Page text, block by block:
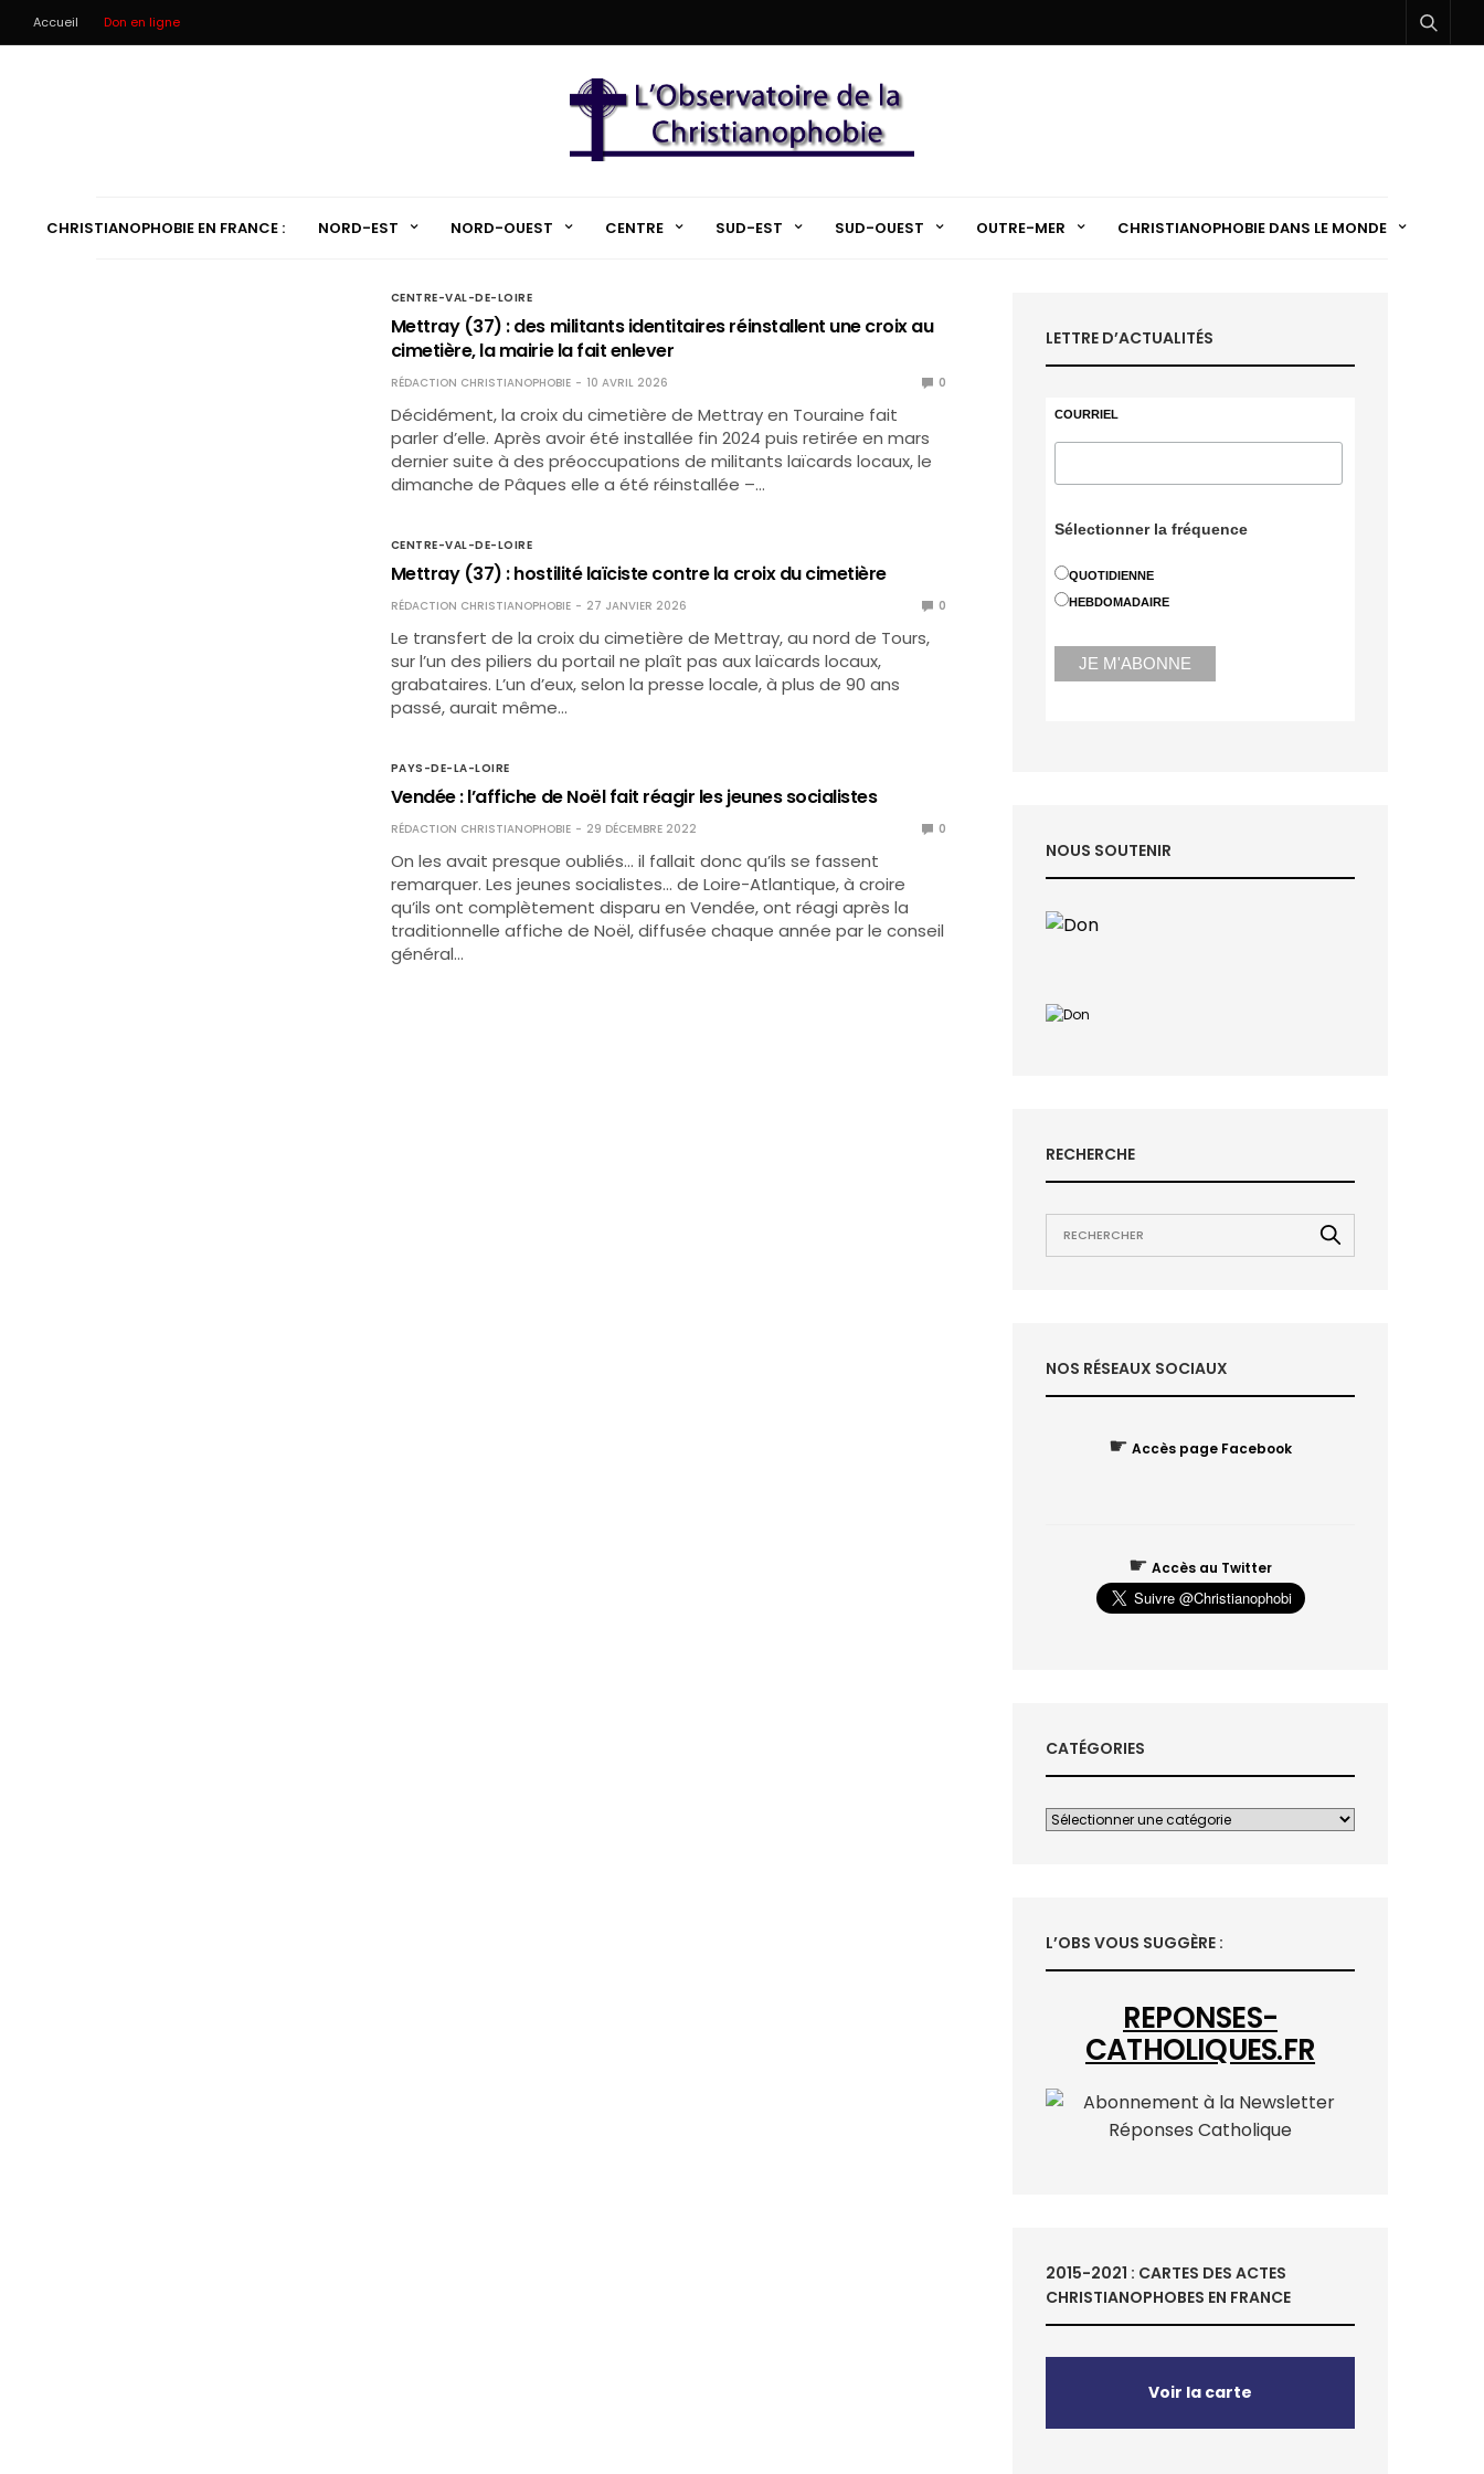
Accueil Don en ligne
CHRISTIANOPHOBIE EN FRANCE : NORD-EST NORD-OUEST CENTRE SUD-EST SUD-OUEST OUTRE-MER CHRISTIANOPHOBIE DANS LE MONDE
CENTRE-VAL-DE-LOIRE
Mettray (37) : des militants identitaires réinstallent une croix au
cimetière, la mairie la fait enlever
RÉDACTION CHRISTIANOPHOBIE 10 AVRIL 2026 0
Décidément, la croix du cimetière de Mettray en Touraine fait
parler d’elle. Après avoir été installée fin 2024 puis retirée en mars
dernier suite à des préoccupations de militants laïcards locaux, le
dimanche de Pâques elle a été réinstallée –…
CENTRE-VAL-DE-LOIRE
Mettray (37) : hostilité laïciste contre la croix du cimetière
RÉDACTION CHRISTIANOPHOBIE 27 JANVIER 2026 0
Le transfert de la croix du cimetière de Mettray, au nord de Tours,
sur l’un des piliers du portail ne plaît pas aux laïcards locaux,
grabataires. L’un d’eux, selon la presse locale, à plus de 90 ans
passé, aurait même…
PAYS-DE-LA-LOIRE
Vendée : l’affiche de Noël fait réagir les jeunes socialistes
RÉDACTION CHRISTIANOPHOBIE 29 DÉCEMBRE 2022 0
On les avait presque oubliés… il fallait donc qu’ils se fassent
remarquer. Les jeunes socialistes… de Loire-Atlantique, à croire
qu’ils ont complètement disparu en Vendée, ont réagi après la
traditionnelle affiche de Noël, diffusée chaque année par le conseil
général…
LETTRE D’ACTUALITÉS
COURRIEL
Sélectionner la fréquence
QUOTIDIENNE
HEBDOMADAIRE
NOUS SOUTENIR
RECHERCHE
NOS RÉSEAUX SOCIAUX
☛ Accès page Facebook
☛ Accès au Twitter
CATÉGORIES
L’OBS VOUS SUGGÈRE :
REPONSES-
CATHOLIQUES.FR
2015-2021 : CARTES DES ACTES
CHRISTIANOPHOBES EN FRANCE
Voir la carte